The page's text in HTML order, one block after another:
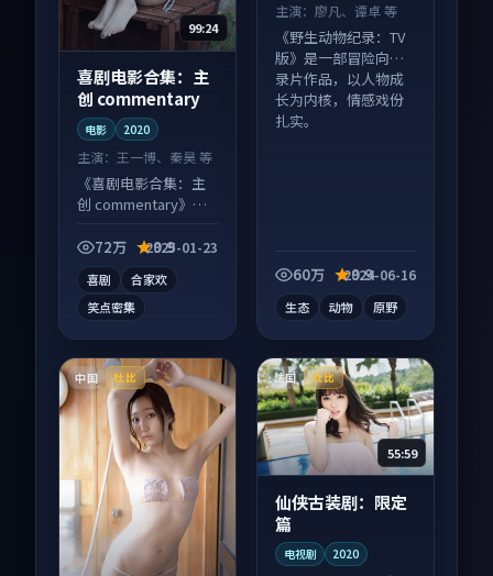
99:24
喜剧电影合集：主
创 commentary
电影 2020
主演： 王一博、秦昊 等
《喜剧电影合集：主
创 commentary》是
品，以人物成长为内
72万 9.9
2025-01-23
喜剧
合家欢
笑点密集
主演：廖凡、谭卓 等
《野生动物纪录：TV
版》是一部冒险向纪
录片作品，以人物成
长为内核，情感戏份
扎实。
60万 9.9
2024-06-16
生态 动物 原野
中国 杜比 法国 杜比
55:59
仙侠古装剧：限定
篇
电视剧 2020